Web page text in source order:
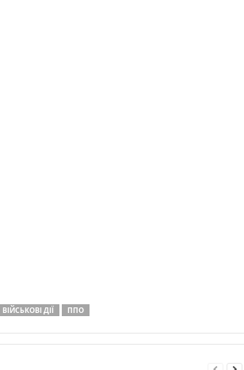
ВІЙСЬКОВІ ДІЇ ППО